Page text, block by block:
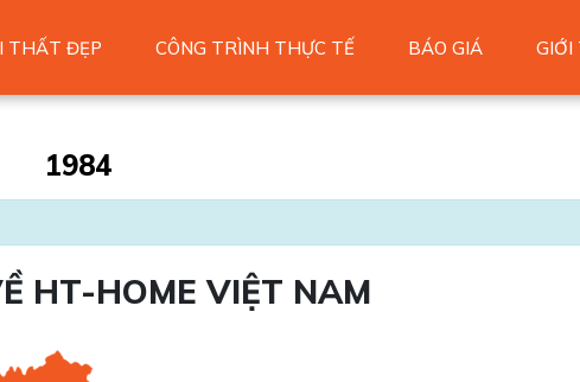
THẤT ĐẸP CÔNG TRÌNH THỰC TẾ BÁO GIÁ GIỚI
1984
HT-HOME VIỆT NAM